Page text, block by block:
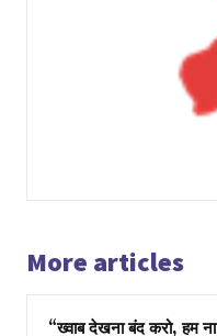
More articles
“ख्वाब देखना बंद करो, हम ना